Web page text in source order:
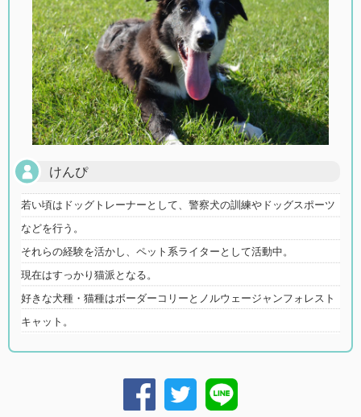
けんぴ
若い頃はドッグトレーナーとして、警察犬の訓練やドッグスポーツ
などを行う。
それらの経験を活かし、ペット系ライターとして活動中。
現在はすっかり猫派となる。
好きな犬種・猫種はボーダーコリーとノルウェージャンフォレスト
キャット。